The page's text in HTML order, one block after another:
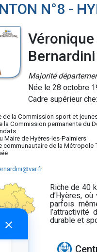
N°8 -
Véronique
Bernardini
Majorité
Née le 28 octobre
Cadre supérieur
de la Commission sport et
la Commission permanente du
:
Maire de Hyères-les-Palmiers
communautaire de la Métropole
Riche de 40
d’Hyères,
parfois
l’attractivité
durable et
close